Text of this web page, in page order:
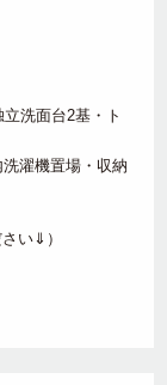
洗面台2基・ト
濯機置場・収納
い⇓）